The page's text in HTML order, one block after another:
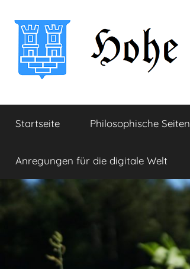
Inhalt
springen
Hohe
Warte
Startseite Philosophische Seiten
Anregungen für die digitale Welt